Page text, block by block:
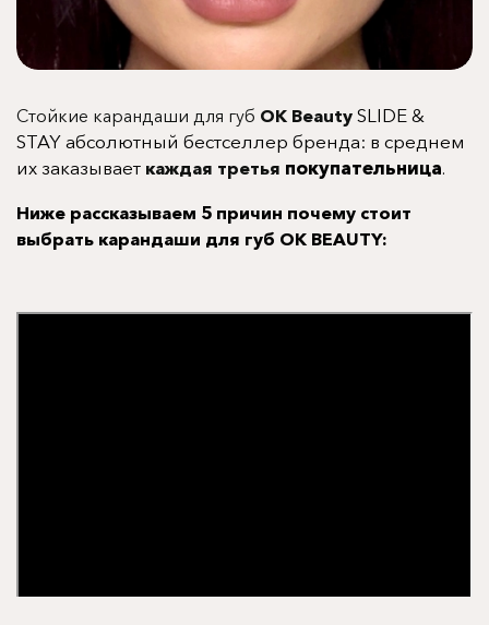
Стойкие карандаши для губ OK Beauty SLIDE &
STAYабсолютный бестселлер бренда: в среднем
их заказывает каждая третья покупательница.
Ниже рассказываем 5 причин почему стоит
выбрать карандаши для губ OK BEAUTY: